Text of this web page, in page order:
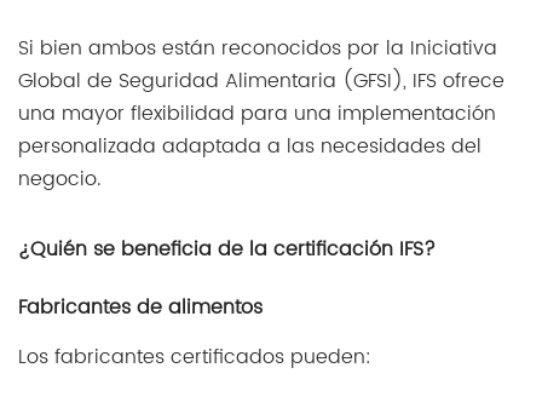
Si bien ambos están reconocidos por la Iniciativa
Global de Seguridad Alimentaria (GFSI), IFS ofrece
una mayor flexibilidad para una implementación
personalizada adaptada a las necesidades del
negocio.
¿Quién se beneficia de la certificación IFS?
Fabricantes de alimentos
Los fabricantes certificados pueden: